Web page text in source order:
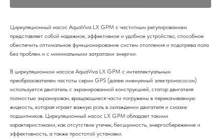
Циркуляционный насос AquaViva LX GPM с частотным регулированием
представляет собой надежное, эффективное и удобное устройство, способное
обеспечить оптимальное функционирование систем отопления и подогрева пола
без проблем и с минимальными затратами энергии.
В циркуляционном насосе AquaViva LX GPM с интеллектуальным
преобразователем частоты серии GPS (далее именуемый электронасосом)
используется двигатель с экранированной конструкцией, статор двигателя
полностью экранирован, вращающиеся части погружены в перекачиваемую
жидкость, которая играет важную роль в охлаждении двигателя и смазке
подшипников. Циркуляционный насос LX GPM обладает такими
характеристиками, как отсутствие утечек, бесшумность, энергосбережение и
эффективность, а также простотой установки.